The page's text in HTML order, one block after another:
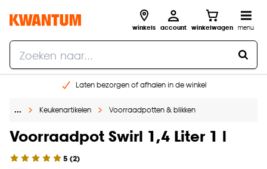
winkels account winkelwagen menu
Laten bezorgen of afhalen in de winkel
Gratis raam advies en inmeten aan huis
… Keukenartikelen Voorraadpotten & blikken
Voorraadpot Swirl 1,4 Liter 1 l
5 (2)